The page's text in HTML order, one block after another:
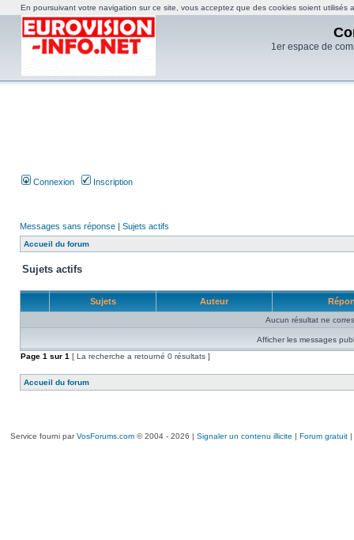
1er espace de
Connexion Inscription
Messages sans réponse | Sujets actifs
Accueil du forum
Sujets actifs
Sujets Auteur
Aucun résultat ne
Afficher les messages
Page 1 sur 1 [ La recherche a retourné 0 résultats ]
Accueil du forum
Service fourni parVosForums.com© 2004 - 2026 | Signaler un contenu illicite | Forum gratuit|
En poursuivant votre navigation sur ce site, vous acceptez que des cookies soient